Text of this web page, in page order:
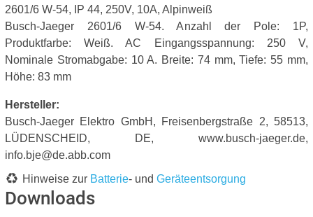
2601/6 W-54, IP 44, 250V, 10A, Alpinweiß
Busch-Jaeger 2601/6 W-54. Anzahl der Pole: 1P,
Produktfarbe: Weiß. AC Eingangsspannung: 250 V,
Nominale Stromabgabe: 10 A. Breite: 74 mm, Tiefe: 55 mm,
Höhe: 83 mm
Hersteller:
Busch-Jaeger Elektro GmbH, Freisenbergstraße 2, 58513,
LÜDENSCHEID, DE, www.busch-jaeger.de,
info.bje@de.abb.com
Hinweise zur Batterie- und Geräteentsorgung
Downloads